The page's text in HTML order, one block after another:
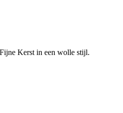
Kerst in een wolle stijl.